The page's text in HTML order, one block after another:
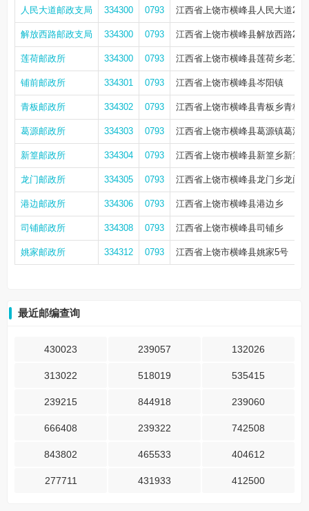
人民大道邮政支局 334300 0793 江西省上饶市横峰县人民大道227
解放西路邮政支局 334300 0793 江西省上饶市横峰县解放西路20
莲荷邮政所 334300 0793 江西省上饶市横峰县莲荷乡老卫
铺前邮政所 334301 0793 江西省上饶市横峰县岑阳镇
青板邮政所 334302 0793 江西省上饶市横峰县青板乡青板
葛源邮政所 334303 0793 江西省上饶市横峰县葛源镇葛源
新篁邮政所 334304 0793 江西省上饶市横峰县新篁乡新篁
龙门邮政所 334305 0793 江西省上饶市横峰县龙门乡龙门
港边邮政所 334306 0793 江西省上饶市横峰县港边乡
司铺邮政所 334308 0793 江西省上饶市横峰县司铺乡
姚家邮政所 334312 0793 江西省上饶市横峰县姚家5号
最近邮编查询
430023 239057 132026
313022 518019 535415
239215 844918 239060
666408 239322 742508
843802 465533 404612
277711 431933 412500